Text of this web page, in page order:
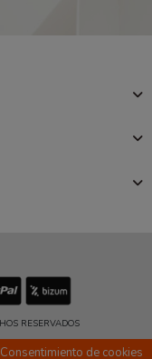
RESERVADOS
Consentimiento de cookies